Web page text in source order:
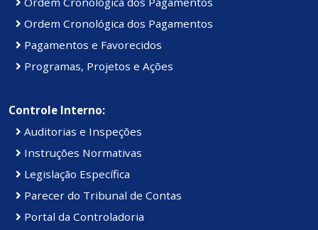
Ordem Cronológica dos Pagamentos
Pagamentos e Favorecidos
Programas, Projetos e Ações
Controle Interno:
Auditorias e Inspeções
Instruções Normativas
Legislação Específica
Parecer do Tribunal de Contas
Portal da Controladoria